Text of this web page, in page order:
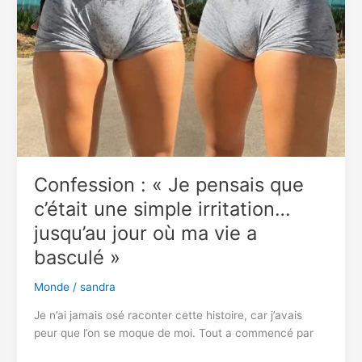
Confession : « Je pensais que
c’était une simple irritation…
jusqu’au jour où ma vie a
basculé »
Monde/ sandra
Je n’ai jamais osé raconter cette histoire, car j’avais
peur que l’on se moque de moi. Tout a commencé par